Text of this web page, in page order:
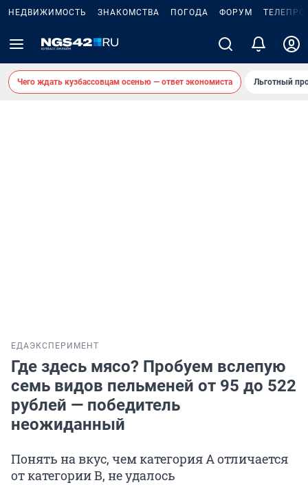
НЕДВИЖИМОСТЬ ЗНАКОМСТВА ПОГОДА ФОРУМ
Чего ждать кузбассовцам осенью — ответ экономиста Льготный
ЕДАЭКСПЕРИМЕНТ
Где здесь мясо? Пробуем вслепую
семь видов пельменей от 95 до 522
рублей — победитель
неожиданный
Понять на вкус, чем категория А отличается
от категории В, не удалось